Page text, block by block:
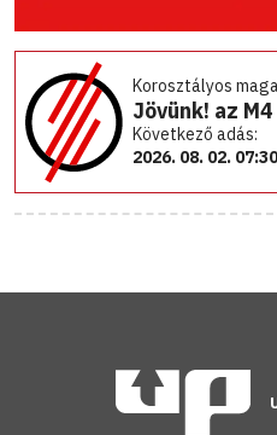
Korosztályos
Jövünk! az
Következő adás:
2026. 08. 02.